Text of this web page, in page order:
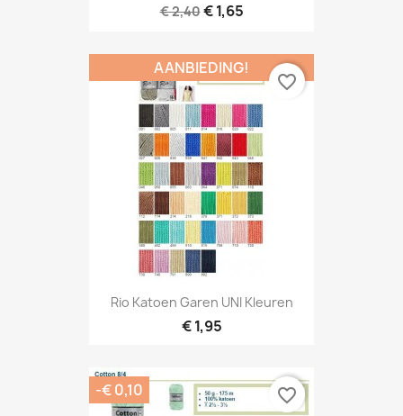
€ 2,40€ 1,65
Rio Katoen Garen UNI Kleuren
€ 1,95
AANBIEDING!
favorite_border
-€ 0,10 favorite_border